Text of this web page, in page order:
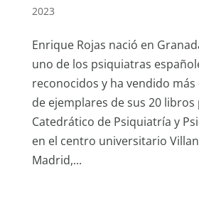
2023
Enrique Rojas nació en
uno de los psiquiatras
reconocidos y ha vendido
de ejemplares de sus 20 libros
Catedrático de Psiquiatría y
en el centro universitario
Madrid,...